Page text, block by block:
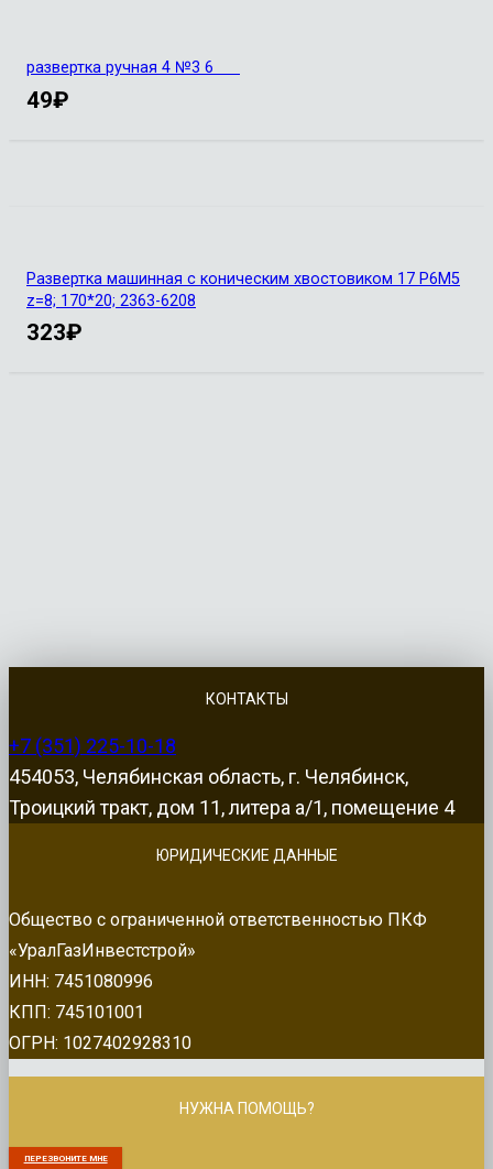
развертка ручная 4 №3 6
49₽
Развертка машинная с коническим хвостовиком 17 Р6М5
z=8; 170*20; 2363-6208
323₽
КОНТАКТЫ
+7 (351) 225-10-18
454053, Челябинская область, г. Челябинск,
Троицкий тракт, дом 11, литера а/1, помещение 4
ЮРИДИЧЕСКИЕ ДАННЫЕ
Общество с ограниченной ответственностью ПКФ
«УралГазИнвестстрой»
ИНН: 7451080996
КПП: 745101001
ОГРН: 1027402928310
НУЖНА ПОМОЩЬ?
ПЕРЕЗВОНИТЕ МНЕ